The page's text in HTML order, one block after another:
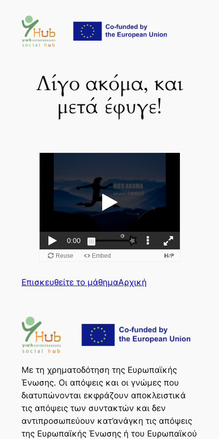
περιεχόμενο
Λίγο ακόμα, και
μετά έφυγε!
Επισκευθείτε το μάθημαΑρχική
Με τη χρηματοδότηση της Ευρωπαϊκής
Ένωσης. Οι απόψεις και οι γνώμες που
διατυπώνονται εκφράζουν αποκλειστικά
τις απόψεις των συντακτών και δεν
αντιπροσωπεύουν κατ’ανάγκη τις απόψεις
της Ευρωπαϊκής Ένωσης ή του Ευρωπαϊκού